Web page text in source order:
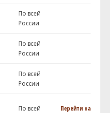
По всей
России
По всей
России
По всей
России
По всей
Перейти на